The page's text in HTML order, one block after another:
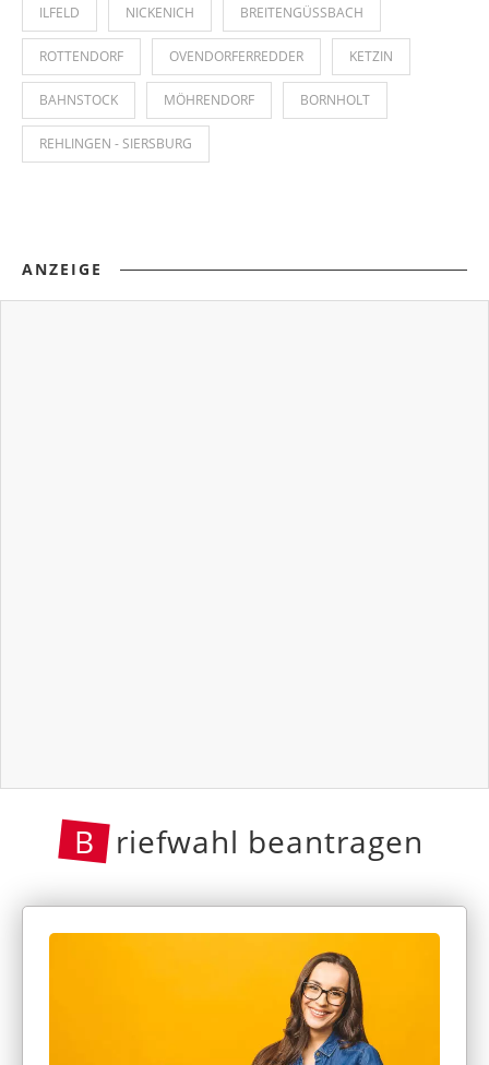
ILFELD NICKENICH BREITENGÜSSBACH
ROTTENDORF OVENDORFERREDDER KETZIN
BAHNSTOCK MÖHRENDORF BORNHOLT
REHLINGEN - SIERSBURG
ANZEIGE
B riefwahl beantragen